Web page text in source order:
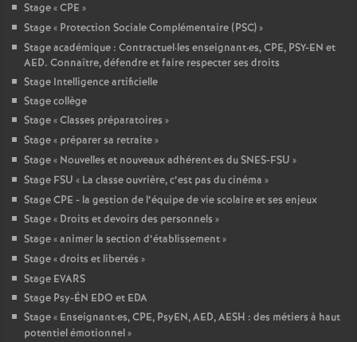
Stage «CPE »
Stage « Protection Sociale Complémentaire (PSC)»
Stage académique : Contractuel·les enseignant·es, CPE, PSY-EN et
AED. Connaître, défendre et faire respecter ses droits
Stage Intelligence artificielle
Stage collège
Stage «Classes préparatoires »
Stage « préparer sa retraite»
Stage « Nouvelles et nouveaux adhérent·es du SNES-FSU »
Stage FSU « La classe ouvrière, c’est pas du cinéma »
Stage CPE - la gestion de l’équipe de vie scolaire et ses enjeux
Stage « Droits et devoirs des personnels »
Stage «animer la section d’établissement»
Stage «droits et libertés »
Stage EVARS
Stage Psy-ÉN EDO et EDA
Stage « Enseignant·es, CPE, PsyEN, AED, AESH : des métiers à haut
potentiel émotionnel»